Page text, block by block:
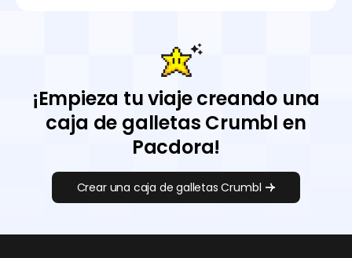
¡Empieza tu viaje creando una
caja de galletas Crumbl en
Pacdora!
Crear una caja de galletas Crumbl